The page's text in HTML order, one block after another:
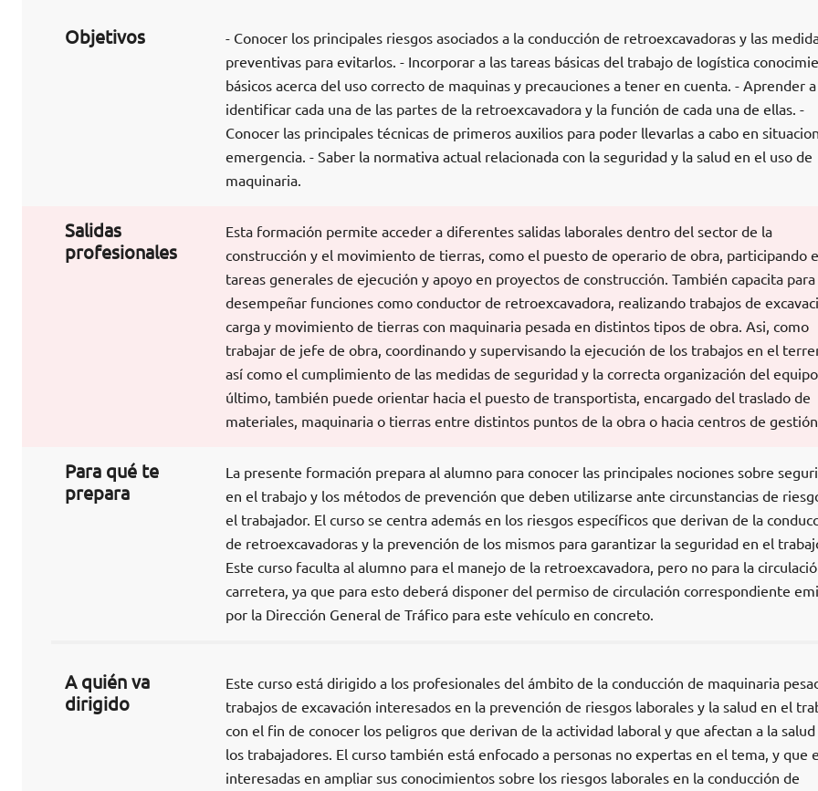
Objetivos
- Conocer los principales riesgos asociados a la conducción de retroexcavadoras y las
preventivas para evitarlos. - Incorporar a las tareas básicas del trabajo de logística
básicos acerca del uso correcto de maquinas y precauciones a tener en cuenta. - Aprender a
identificar cada una de las partes de la retroexcavadora y la función de cada una de ellas. -
Conocer las principales técnicas de primeros auxilios para poder llevarlas a cabo en
emergencia. - Saber la normativa actual relacionada con la seguridad y la salud en el uso de
maquinaria.
Salidas
profesionales
Esta formación permite acceder a diferentes salidas laborales dentro del sector de la
construcción y el movimiento de tierras, como el puesto de operario de obra, participando
tareas generales de ejecución y apoyo en proyectos de construcción. También capacita para
desempeñar funciones como conductor de retroexcavadora, realizando trabajos de
carga y movimiento de tierras con maquinaria pesada en distintos tipos de obra. Asi, como
trabajar de jefe de obra, coordinando y supervisando la ejecución de los trabajos en el
así como el cumplimiento de las medidas de seguridad y la correcta organización del
último, también puede orientar hacia el puesto de transportista, encargado del traslado de
materiales, maquinaria o tierras entre distintos puntos de la obra o hacia centros de
Para qué te
prepara
La presente formación prepara al alumno para conocer las principales nociones sobre
en el trabajo y los métodos de prevención que deben utilizarse ante circunstancias de
el trabajador. El curso se centra además en los riesgos específicos que derivan de la
de retroexcavadoras y la prevención de los mismos para garantizar la seguridad en el
Este curso faculta al alumno para el manejo de la retroexcavadora, pero no para la
carretera, ya que para esto deberá disponer del permiso de circulación correspondiente
por la Dirección General de Tráfico para este vehículo en concreto.
A quién va
dirigido
Este curso está dirigido a los profesionales del ámbito de la conducción de maquinaria
trabajos de excavación interesados en la prevención de riesgos laborales y la salud en el
con el fin de conocer los peligros que derivan de la actividad laboral y que afectan a la salud
los trabajadores. El curso también está enfocado a personas no expertas en el tema, y que
interesadas en ampliar sus conocimientos sobre los riesgos laborales en la conducción de